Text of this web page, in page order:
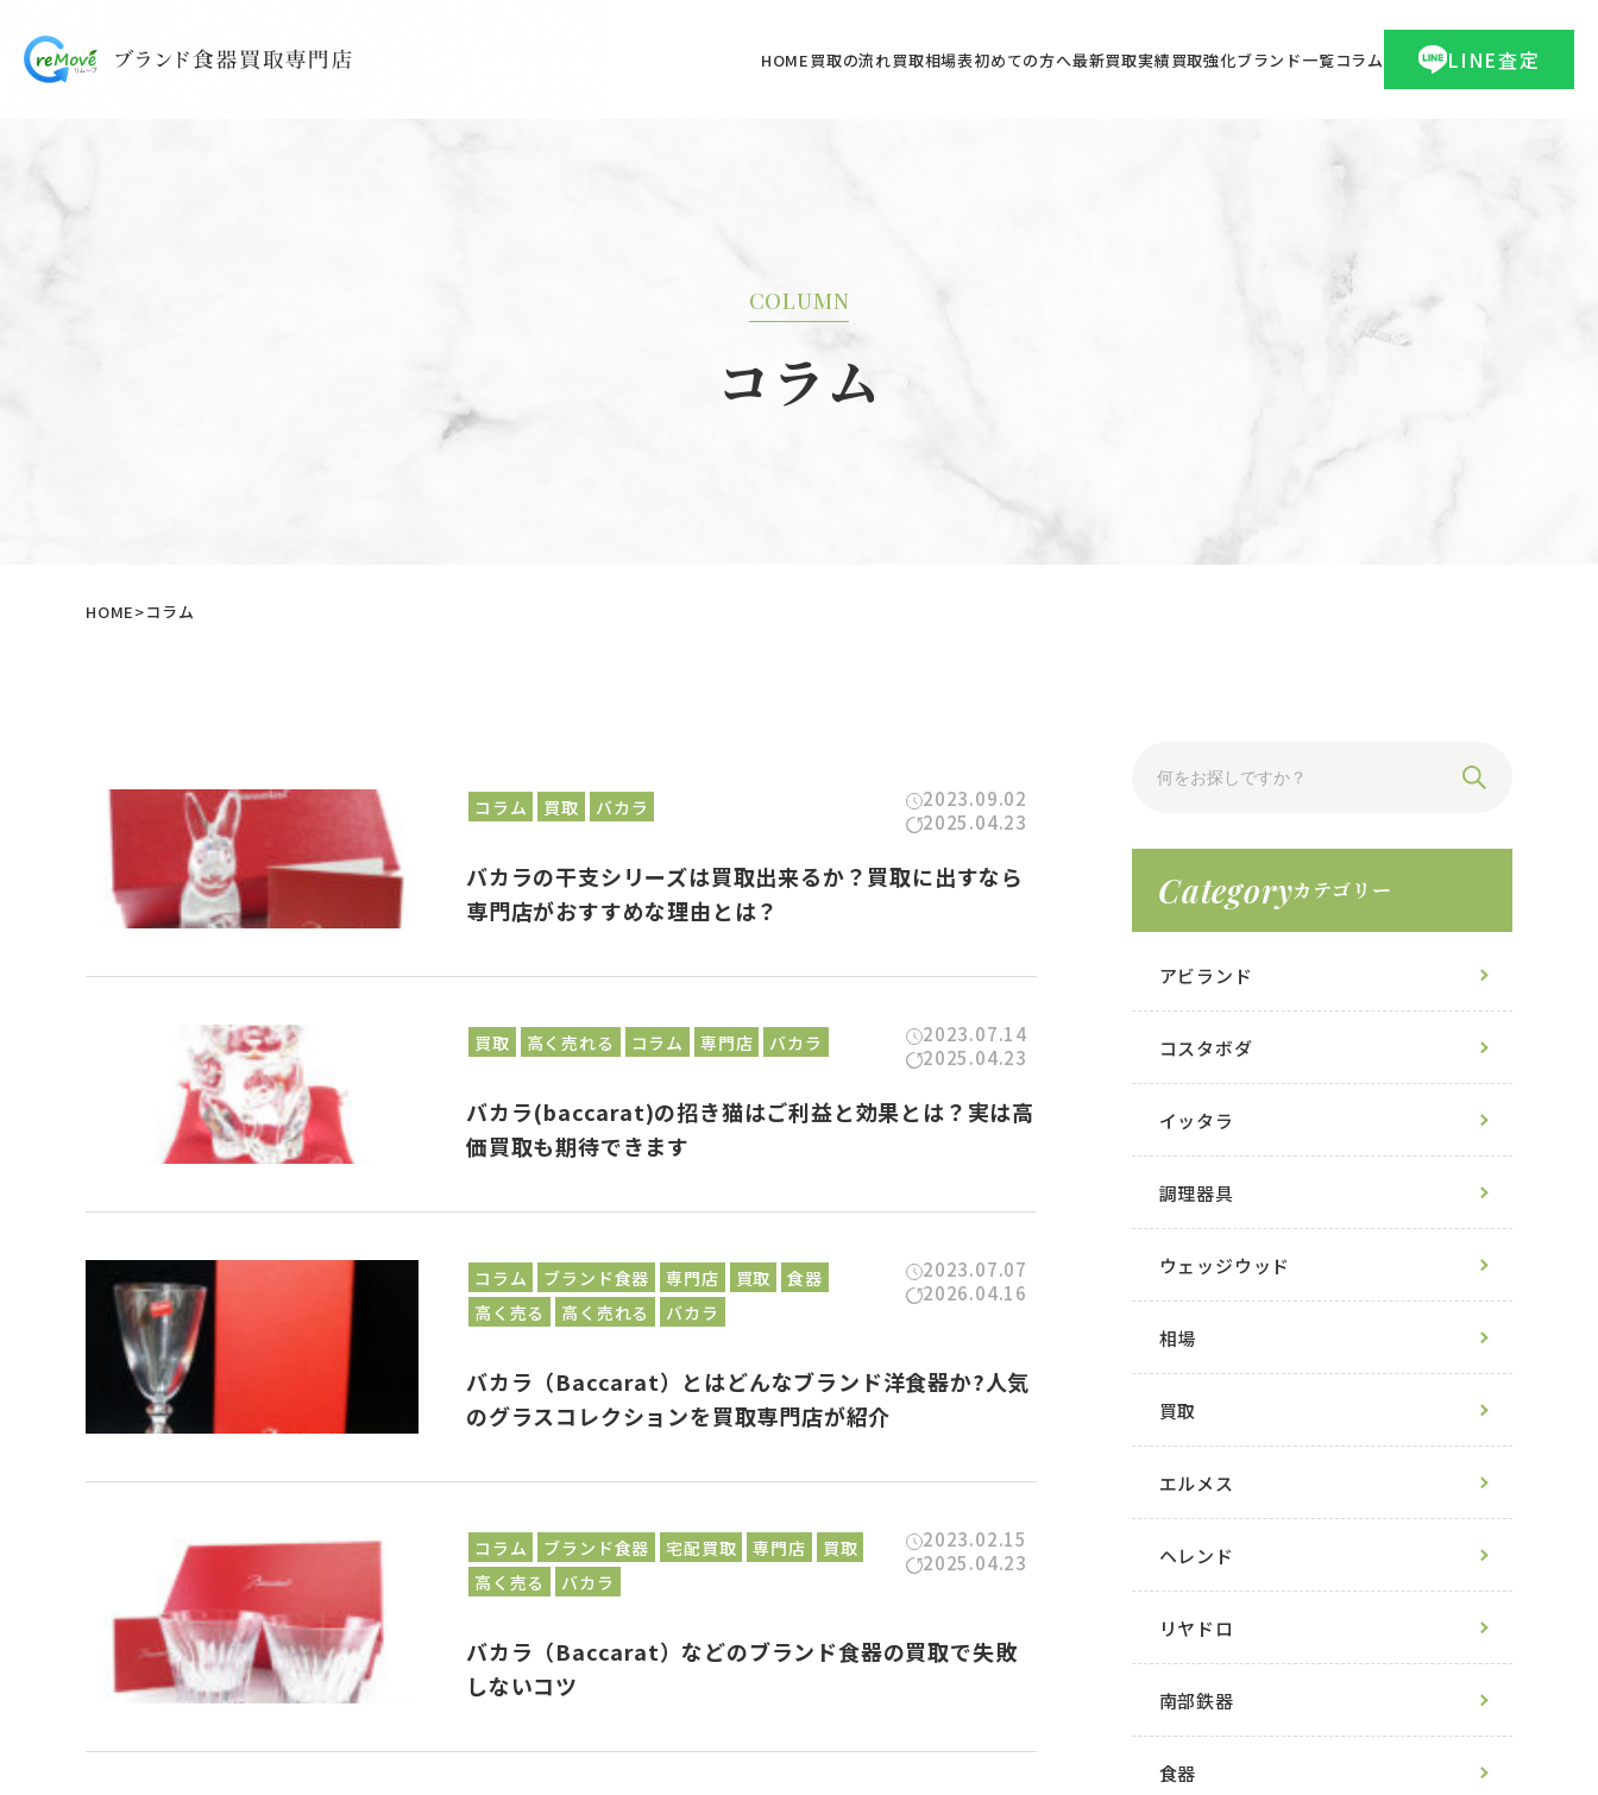
HOME買取の流れ買取相場表初めての方へ最新買取実績買取強化ブランド一覧コラム LINE査定
COLUMN
コラム
HOME コラム
コラム 買取 バカラ
2023.09.02
2025.04.23
バカラの干支シリーズは買取出来るか？買取に出すなら
専門店がおすすめな理由とは？
買取 高く売れる コラム 専門店 バカラ
2023.07.14
2025.04.23
バカラ(baccarat)の招き猫はご利益と効果とは？実は高
価買取も期待できます
コラム ブランド食器 専門店 買取
食器
高く売る
高く売れる バカラ
2023.07.07
2026.04.16
バカラ（Baccarat）とはどんなブランド洋食器か?人気
のグラスコレクションを買取専門店が紹介
コラム ブランド食器 宅配買取 専門店
買取
高く売る
バカラ
2023.02.15
2025.04.23
バカラ（Baccarat）などのブランド食器の買取で失敗
しないコツ
Categoryカテゴリー
アビランド
コスタボダ
イッタラ
調理器具
ウェッジウッド
相場
買取
エルメス
ヘレンド
リヤドロ
南部鉄器
食器